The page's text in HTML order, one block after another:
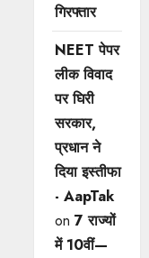
गिरफ्तार
NEET पेपर
लीक विवाद
पर घिरी
सरकार,
प्रधान ने
दिया इस्तीफा
- AapTak
on 7 राज्यों
में 10वीं—